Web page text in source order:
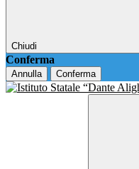
Chiudi
Conferma
Annulla Conferma